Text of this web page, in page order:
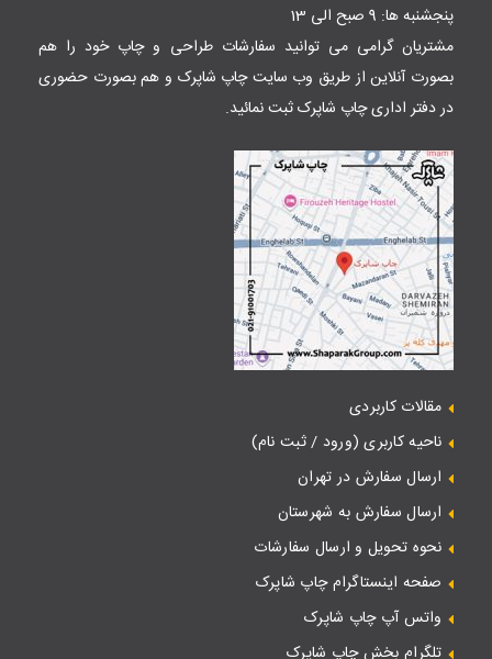
پنجشنبه ها: 9 صبح الی 13
مشتریان گرامی می توانید سفارشات طراحی و چاپ خود را هم
بصورت آنلاین از طریق وب سایتچاپ شاپرک و هم بصورت حضوری
در دفتر اداری چاپ شاپرک ثبت نمائید.
مقالات کاربردی
ناحیه کاربری (ورود / ثبت نام)
ارسال سفارش در تهران
ارسال سفارش به شهرستان
نحوه تحویل و ارسال سفارشات
صفحه اینستاگرام چاپ شاپرک
واتس آپ چاپ شاپرک
تلگرام بخش چاپ شاپرک